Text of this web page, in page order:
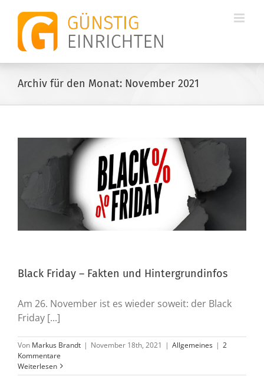
Inhalt
springen
Archiv für den Monat: November 2021
Black Friday – Fakten und Hintergrundinfos
Am 26. November ist es wieder soweit: der Black
Friday [...]
Von Markus Brandt | November 18th, 2021 | Allgemeines | 2
Kommentare
Weiterlesen